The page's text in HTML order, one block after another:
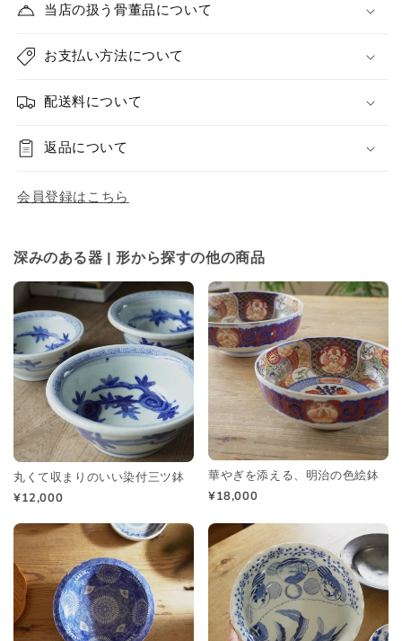
当店の扱う骨董品について
お支払い方法について
配送料について
返品について
会員登録はこちら
深みのある器 | 形から探すの他の商品
丸くて収まりのいい染付三ツ鉢
¥12,000
華やぎを添える、明治の色絵鉢
¥18,000